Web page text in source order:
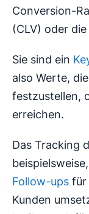
Conversion-
(CLV) oder
Sie sind ein
also Werte,
festzustellen,
erreichen.
Das Tracking
Follow-ups für
Kunden